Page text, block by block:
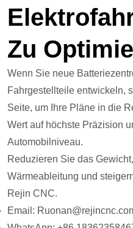
Zu
Wenn Sie neue
Fahrgestellteile entwickeln,
Seite, um Ihre Pläne in die
Wert auf höchste Präzision
Automobilniveau.
Reduzieren Sie das
Wärmeableitung und
Rejin CNC.
Email: